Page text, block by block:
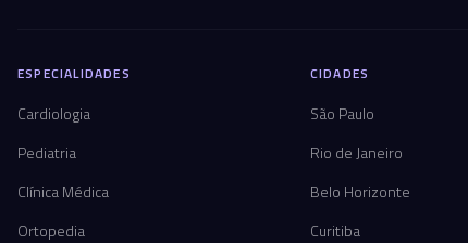
ESPECIALIDADES
Cardiologia
Pediatria
Clínica Médica
Ortopedia
CIDADES
São Paulo
Rio de Janeiro
Belo Horizonte
Curitiba